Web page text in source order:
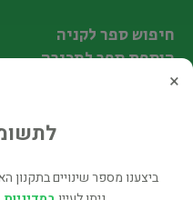
×
ביצענו מספר שינויים בתקנון
חיפוש ספר לקניה
הוספת ספר למכירה
הספרים המבוקשים
הדסטארט פיינדאבוק